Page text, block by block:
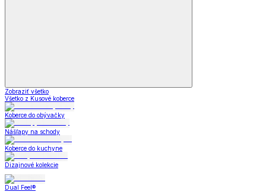
Zobraziť všetko
Všetko z Kusové koberce
Koberce do obývačky
Nášľapy na schody
Koberce do kuchyne
Dizajnové kolekcie
Dual Feel®